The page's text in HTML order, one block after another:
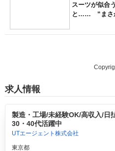
スーツが似合
と…… “まさ
求人情報
製造・工場/未経験OK/高収入/日
30・40代活躍中
UTエージェント株式会社
東京都